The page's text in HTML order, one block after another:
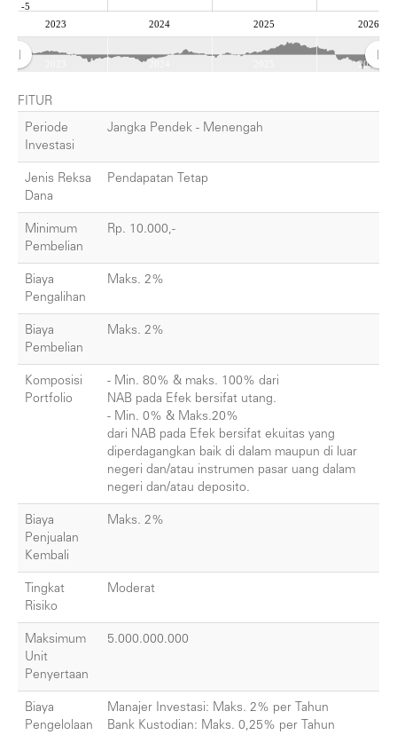
2023 2024 2025 2026
-5
2026
FITUR
Periode
Investasi
Jangka Pendek - Menengah
Jenis Reksa
Dana
Pendapatan Tetap
Minimum
Pembelian
Rp. 10.000,-
Biaya
Pengalihan
Maks. 2%
Biaya
Pembelian
Maks. 2%
Komposisi
Portfolio
- Min. 80% & maks. 100% dari
NAB pada Efek bersifat utang.
- Min. 0% & Maks.20%
dari NAB pada Efek bersifat ekuitas yang
diperdagangkan baik di dalam maupun di luar
negeri dan/atau instrumen pasar uang dalam
negeri dan/atau deposito.
Biaya
Penjualan
Kembali
Maks. 2%
Tingkat
Risiko
Moderat
Maksimum
Unit
Penyertaan
5.000.000.000
Biaya
Pengelolaan
Manajer Investasi: Maks. 2% per Tahun
Bank Kustodian: Maks. 0,25% per Tahun